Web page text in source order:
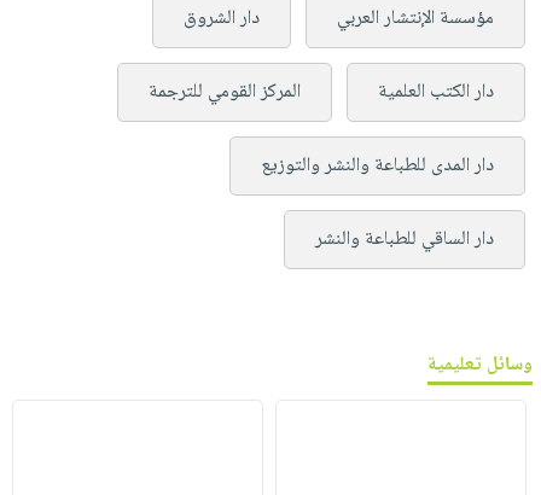
مؤسسة الإنتشار العربي دار الشروق
دار الكتب العلمية المركز القومي للترجمة
دار المدى للطباعة والنشر والتوزيع
دار الساقي للطباعة والنشر
وسائل تعليمية